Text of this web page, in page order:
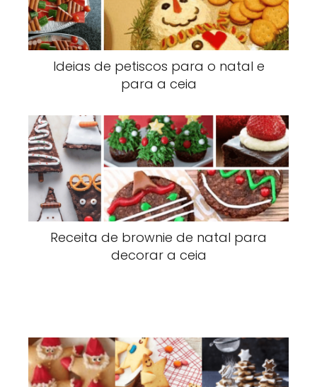
Ideias de petiscos para o natal e
para a ceia
Receita de brownie de natal para
decorar a ceia